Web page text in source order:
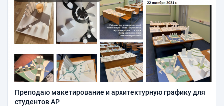
Преподаю макетирование и архитектурную графику для
студентов АР